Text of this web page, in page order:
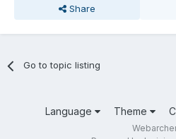
Share
Go to topic listing
Language Theme